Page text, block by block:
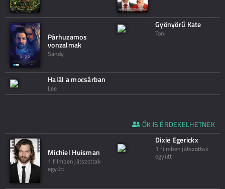
Párhuzamos
vonzalmak
Sandy
Gyönyörű Kate
Toni
Halál a mocsárban
Lee
ŐK IS ÉRDEKELHETNEK
Michiel Huisman
1 filmben játszottak
együtt
Dixie Egerickx
1 filmben játszottak
együtt